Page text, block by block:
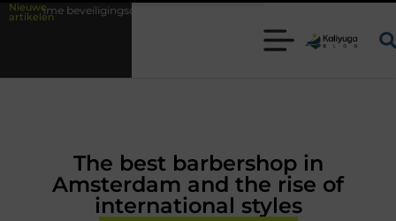
Nieuwe
artikelen met kennis uit de praktijk
The best barbershop in
Amsterdam and the rise of
international styles